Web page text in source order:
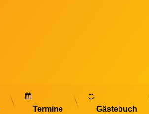
Termine Gästebuch